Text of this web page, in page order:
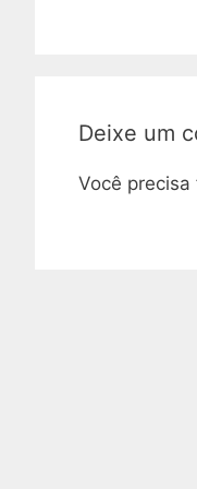
Deixe um
Você precisa